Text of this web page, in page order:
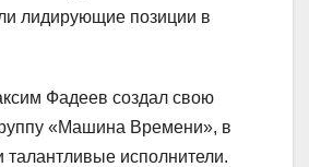
лидирующие позиции в
Фадеев создал свою
«Машина Времени», в
талантливые исполнители.